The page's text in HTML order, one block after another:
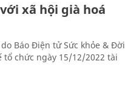
xã hội già hoá
Báo Điện tử Sức khỏe & Đời
tổ chức ngày 15/12/2022 tài